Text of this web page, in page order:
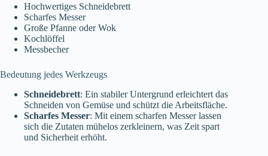
Hochwertiges Schneidebrett
Scharfes Messer
Große Pfanne oder Wok
Kochlöffel
Messbecher
Bedeutung jedes Werkzeugs
Schneidebrett: Ein stabiler Untergrund erleichtert das
Schneiden von Gemüse und schützt die Arbeitsfläche.
Scharfes Messer: Mit einem scharfen Messer lassen
sich die Zutaten mühelos zerkleinern, was Zeit spart
und Sicherheit erhöht.